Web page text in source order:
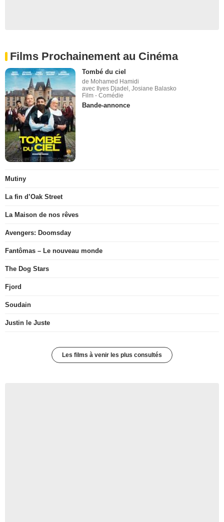
Films Prochainement au Cinéma
Tombé du ciel
de Mohamed Hamidi
avec Ilyes Djadel, Josiane Balasko
Film - Comédie
Bande-annonce
Mutiny
La fin d’Oak Street
La Maison de nos rêves
Avengers: Doomsday
Fantômas – Le nouveau monde
The Dog Stars
Fjord
Soudain
Justin le Juste
Les films à venir les plus consultés